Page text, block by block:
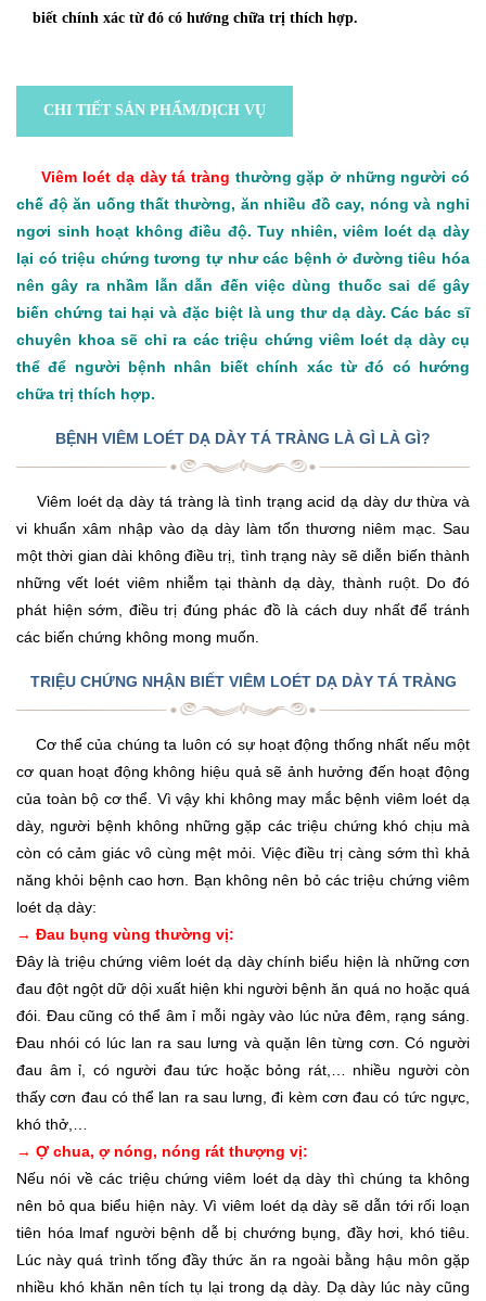
biết chính xác từ đó có hướng chữa trị thích hợp.
CHI TIẾT SẢN PHẨM/DỊCH VỤ
Viêm loét dạ dày tá tràng thường gặp ở những người có
chế độ ăn uống thất thường, ăn nhiều đồ cay, nóng và nghỉ
ngơi sinh hoạt không điều độ. Tuy nhiên, viêm loét dạ dày
lại có triệu chứng tương tự như các bệnh ở đường tiêu hóa
nên gây ra nhầm lẫn dẫn đến việc dùng thuốc sai dể gây
biến chứng tai hại và đặc biệt là ung thư dạ dày. Các bác sĩ
chuyên khoa sẽ chỉ ra các triệu chứng viêm loét dạ dày cụ
thể để người bệnh nhân biết chính xác từ đó có hướng
chữa trị thích hợp.
BỆNH VIÊM LOÉT DẠ DÀY TÁ TRÀNG LÀ GÌ LÀ GÌ?
Viêm loét dạ dày tá tràng là tình trạng acid dạ dày dư thừa và
vi khuẩn xâm nhập vào dạ dày làm tổn thương niêm mạc. Sau
một thời gian dài không điều trị, tình trạng này sẽ diễn biến thành
những vết loét viêm nhiễm tại thành dạ dày, thành ruột. Do đó
phát hiện sớm, điều trị đúng phác đồ là cách duy nhất để tránh
các biến chứng không mong muốn.
TRIỆU CHỨNG NHẬN BIẾT VIÊM LOÉT DẠ DÀY TÁ TRÀNG
Cơ thể của chúng ta luôn có sự hoạt động thống nhất nếu một
cơ quan hoạt động không hiệu quả sẽ ảnh hưởng đến hoạt động
của toàn bộ cơ thể. Vì vậy khi không may mắc bệnh viêm loét dạ
dày, người bệnh không những gặp các triệu chứng khó chịu mà
còn có cảm giác vô cùng mệt mỏi. Việc điều trị càng sớm thì khả
năng khỏi bệnh cao hơn. Bạn không nên bỏ các triệu chứng viêm
loét dạ dày:
→ Đau bụng vùng thường vị:
Đây là triệu chứng viêm loét dạ dày chính biểu hiện là những cơn
đau đột ngột dữ dội xuất hiện khi người bệnh ăn quá no hoặc quá
đói. Đau cũng có thể âm ỉ mỗi ngày vào lúc nửa đêm, rạng sáng.
Đau nhói có lúc lan ra sau lưng và quặn lên từng cơn. Có người
đau âm ỉ, có người đau tức hoặc bỏng rát,… nhiều người còn
thấy cơn đau có thể lan ra sau lưng, đi kèm cơn đau có tức ngực,
khó thở,…
→ Ợ chua, ợ nóng, nóng rát thượng vị:
Nếu nói về các triệu chứng viêm loét dạ dày thì chúng ta không
nên bỏ qua biểu hiện này. Vì viêm loét dạ dày sẽ dẫn tới rối loạn
tiên hóa lmaf người bệnh dễ bị chướng bụng, đầy hơi, khó tiêu.
Lúc này quá trình tống đầy thức ăn ra ngoài bằng hậu môn gặp
nhiều khó khăn nên tích tụ lại trong dạ dày. Dạ dày lúc này cũng